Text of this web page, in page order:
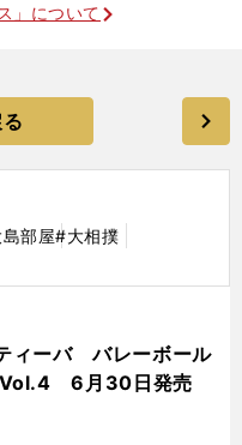
」について
部屋#大相撲
ィーバ バレーボール
Vol.4 6月30日発売